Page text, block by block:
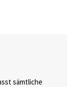
sämtliche